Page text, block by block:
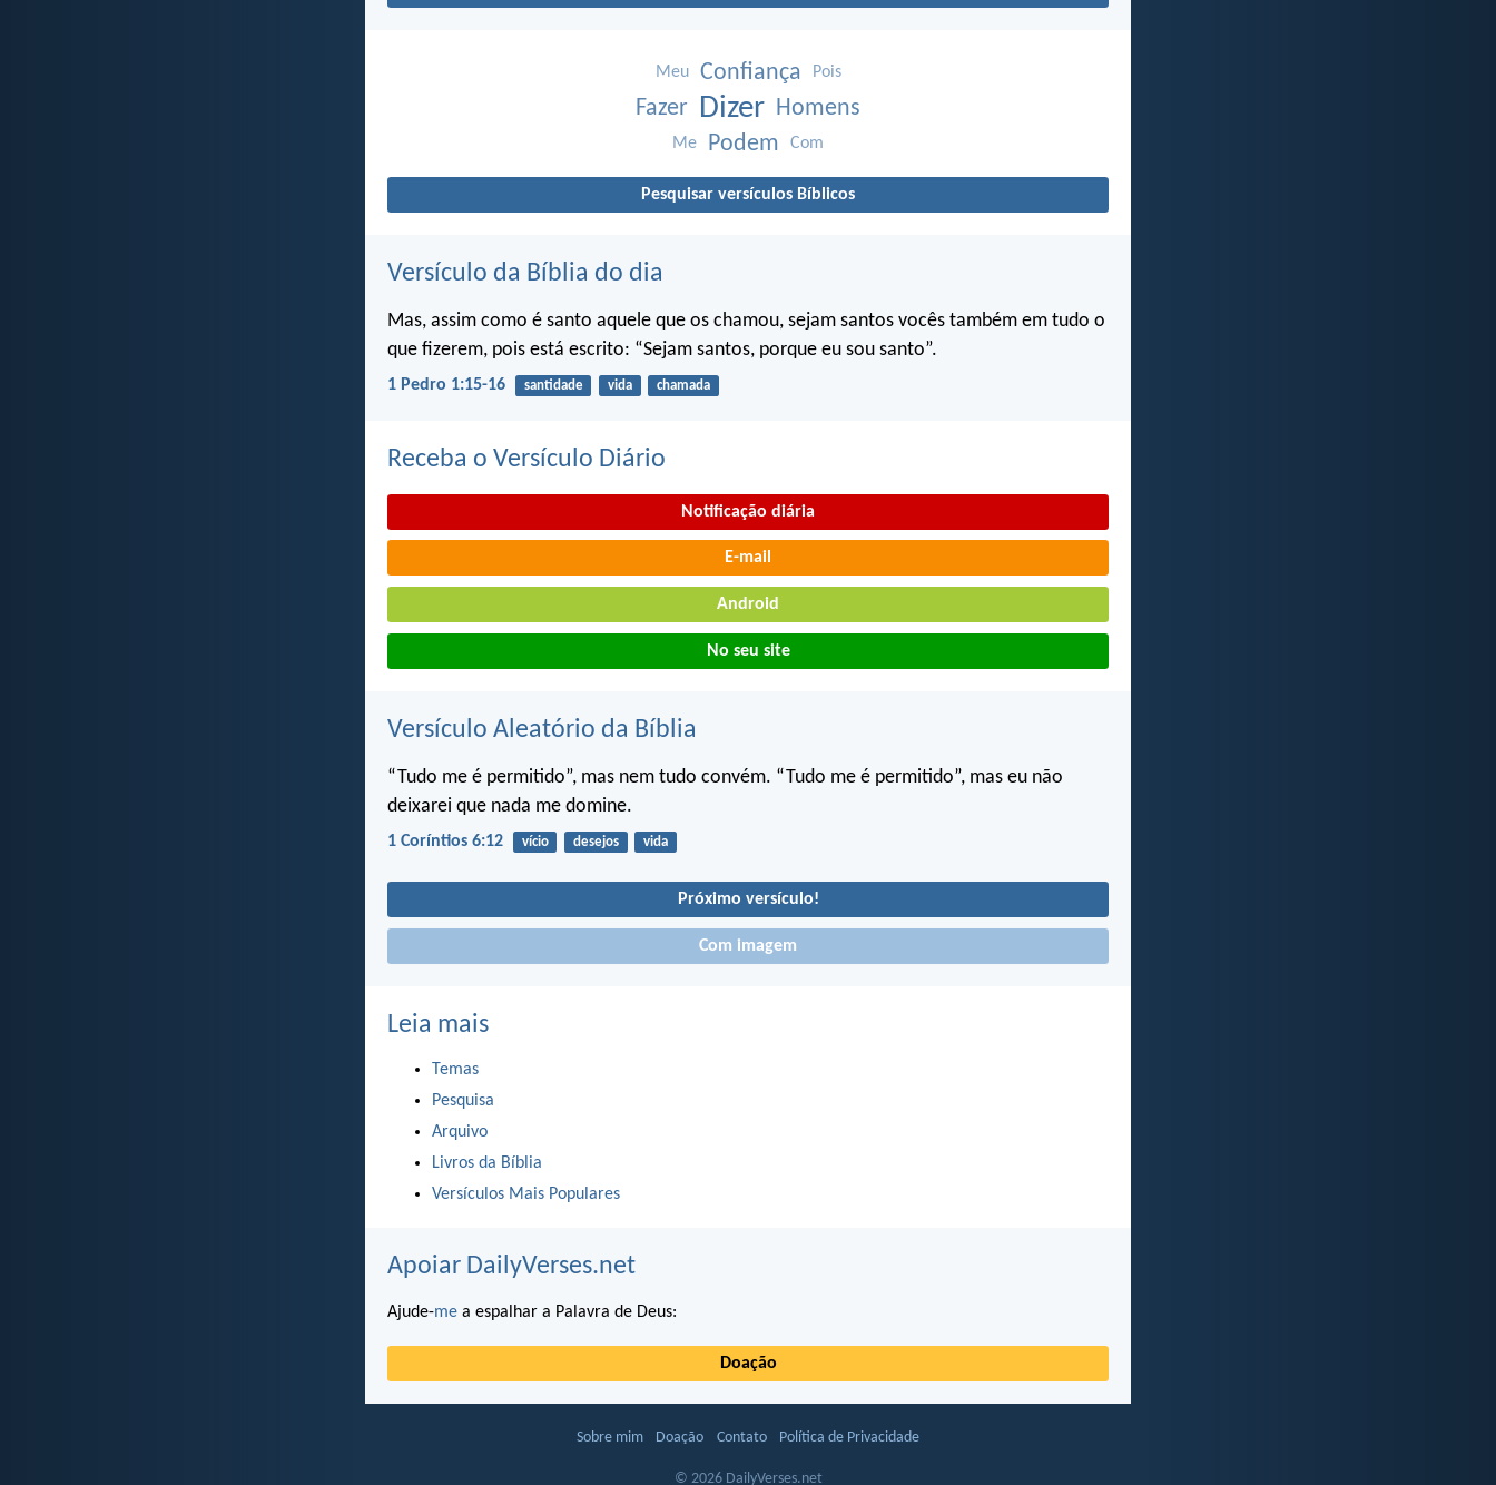
Meu Confiança Pois
Fazer Dizer Homens
Me Podem Com
Pesquisar versículos Bíblicos
Versículo da Bíblia do dia
Mas, assim como é santo aquele que os chamou, sejam santos vocês também em tudo o
que fizerem, pois está escrito: “Sejam santos, porque eu sou santo”.
1 Pedro 1:15-16 santidade vida chamada
Receba o Versículo Diário
Notificação diária
E-mail
Android
No seu site
Versículo Aleatório da Bíblia
“Tudo me é permitido”, mas nem tudo convém. “Tudo me é permitido”, mas eu não
deixarei que nada me domine.
1 Coríntios 6:12 vício desejos vida
Próximo versículo!
Com imagem
Leia mais
Temas
Pesquisa
Arquivo
Livros da Bíblia
Versículos Mais Populares
Apoiar DailyVerses.net
Ajude-me a espalhar a Palavra de Deus:
Doação
Sobre mim Doação Contato Política de Privacidade
© 2026 DailyVerses.net